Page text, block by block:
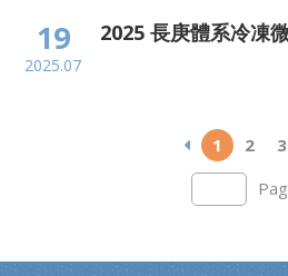
19
2025.07
2025 長庚體系冷凍
1 2
3